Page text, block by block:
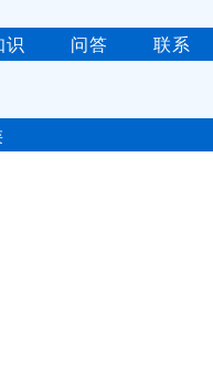
识 问答 联系